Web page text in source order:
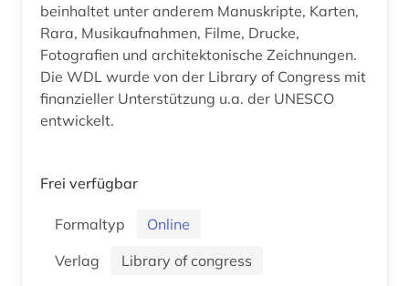
beinhaltet unter anderem Manuskripte, Karten,
Rara, Musikaufnahmen, Filme, Drucke,
Fotografien und architektonische Zeichnungen.
Die WDL wurde von der Library of Congress mit
finanzieller Unterstützung u.a. der UNESCO
entwickelt.
Frei verfügbar
Formaltyp
Online
Verlag
Library of congress